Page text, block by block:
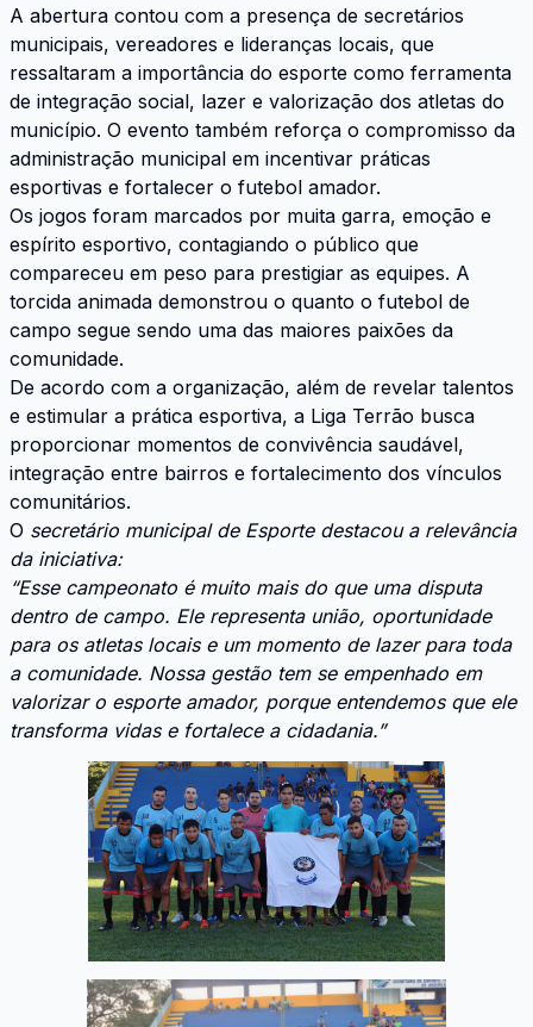
A abertura contou com a presença de secretários
municipais, vereadores e lideranças locais, que
ressaltaram a importância do esporte como ferramenta
de integração social, lazer e valorização dos atletas do
município. O evento também reforça o compromisso da
administração municipal em incentivar práticas
esportivas e fortalecer o futebol amador.
Os jogos foram marcados por muita garra, emoção e
espírito esportivo, contagiando o público que
compareceu em peso para prestigiar as equipes. A
torcida animada demonstrou o quanto o futebol de
campo segue sendo uma das maiores paixões da
comunidade.
De acordo com a organização, além de revelar talentos
e estimular a prática esportiva, a Liga Terrão busca
proporcionar momentos de convivência saudável,
integração entre bairros e fortalecimento dos vínculos
comunitários.
O secretário municipal de Esporte destacou a relevância
da iniciativa:
“Esse campeonato é muito mais do que uma disputa
dentro de campo. Ele representa união, oportunidade
para os atletas locais e um momento de lazer para toda
a comunidade. Nossa gestão tem se empenhado em
valorizar o esporte amador, porque entendemos que ele
transforma vidas e fortalece a cidadania.”